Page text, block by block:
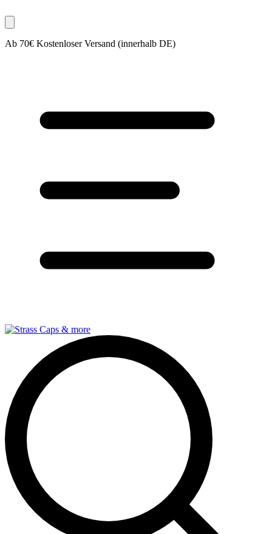
Ab 70€ Kostenloser Versand (innerhalb DE)